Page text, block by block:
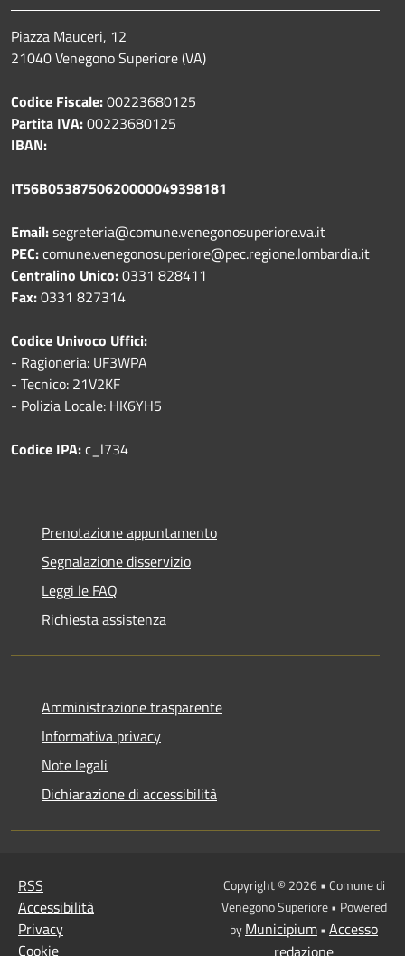
Piazza Mauceri, 12
21040 Venegono Superiore (VA)
Codice Fiscale:00223680125
Partita IVA:00223680125
IBAN:
IT56B0538750620000049398181
Email:segreteria@comune.venegonosuperiore.va.it
PEC:comune.venegonosuperiore@pec.regione.lombardia.it
Centralino Unico:0331 828411
Fax:0331 827314
Codice Univoco Uffici:
- Ragioneria: UF3WPA
- Tecnico: 21V2KF
- Polizia Locale: HK6YH5
Codice IPA:c_l734
Prenotazione appuntamento
Segnalazione disservizio
Leggi le FAQ
Richiesta assistenza
Amministrazione trasparente
Informativa privacy
Note legali
Dichiarazione di accessibilità
RSS
Accessibilità
Privacy
Cookie
Copyright © 2026 • Comune di
Venegono Superiore • Powered
byMunicipium• Accesso
redazione